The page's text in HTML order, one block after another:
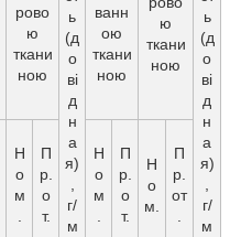
ь
(д
о
ві
д
н
а
я)
г/
м
ь
(д
о
ві
д
н
а
я)
г/
м
рово
ю
ткани
ною
ванн
ою
ткани
ною
ю
ткани
ною
Н
о
м
П
р.
о
т.
Н
о
м
П
р.
о
т.
Н
о
м.
П
р.
от